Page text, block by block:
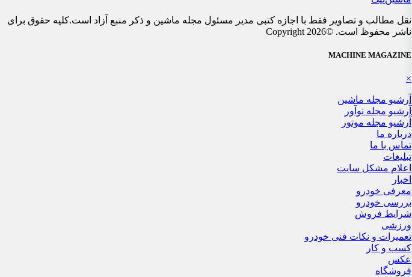
نقل مطالب و تصاویر فقط با اجازه کتبی مدیر مسئول مجله ماشین و ذکر منبع آزاد است.کلیه حقوق برای
ناشر محفوظ است. ©Copyright 2026
MACHINE MAGAZINE
×
آرشیو مجله ماشین
آرشیو مجله نوآور
آرشیو مجله موتور
درباره ما
تماس با ما
تبلیغات
اعلام مشکل سایت
اخبار
معرفی خودرو
بررسی خودرو
شرایط فروش
ورزشی
تعمیرات و نکات فنی خودرو
کسب و کار
عکس
فروشگاه